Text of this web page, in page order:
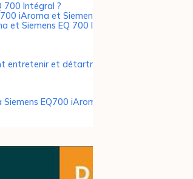
700 Intégral ?
iAroma et Siemens EQ 700 Intégral ?
Siemens EQ 700 Intégral ?
entretenir et détartrer votre machine à
EQ700 iAroma ?